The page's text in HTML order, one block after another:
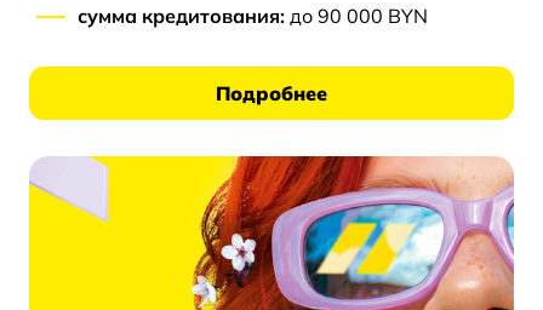
сумма кредитования: до 90 000 BYN
Подробнее